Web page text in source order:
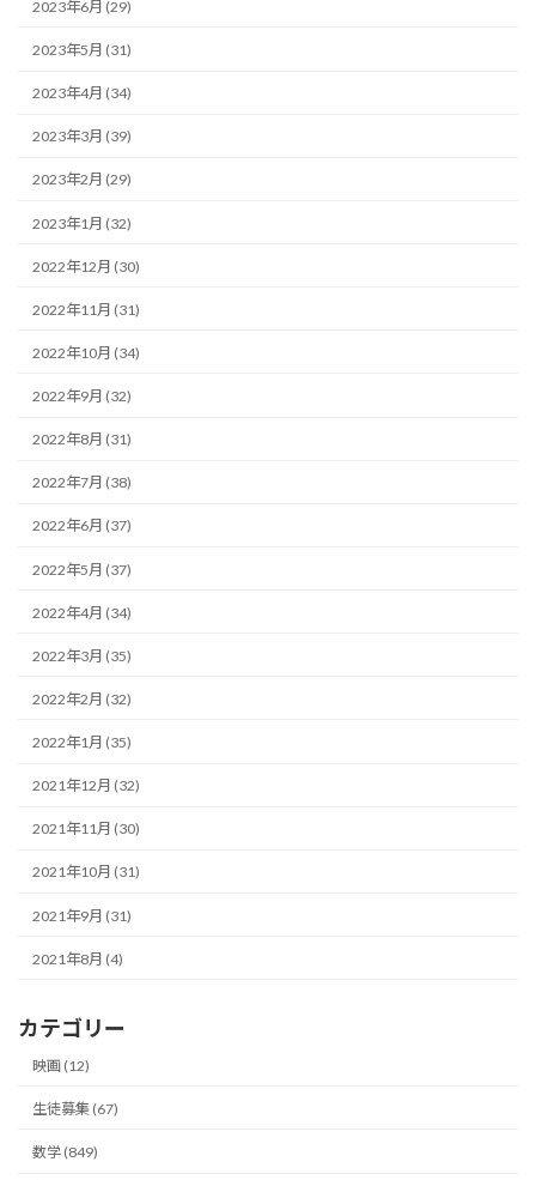
2023年6月 (29)
2023年5月 (31)
2023年4月 (34)
2023年3月 (39)
2023年2月 (29)
2023年1月 (32)
2022年12月 (30)
2022年11月 (31)
2022年10月 (34)
2022年9月 (32)
2022年8月 (31)
2022年7月 (38)
2022年6月 (37)
2022年5月 (37)
2022年4月 (34)
2022年3月 (35)
2022年2月 (32)
2022年1月 (35)
2021年12月 (32)
2021年11月 (30)
2021年10月 (31)
2021年9月 (31)
2021年8月 (4)
カテゴリー
映画 (12)
生徒募集 (67)
数学 (849)